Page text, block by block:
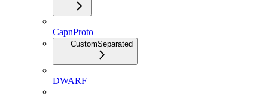
CapnProto
CustomSeparated
DWARF